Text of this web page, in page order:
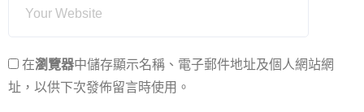
在瀏覽器中儲存顯示名稱、電子郵件地址及個人網站網
址，以供下次發佈留言時使用。